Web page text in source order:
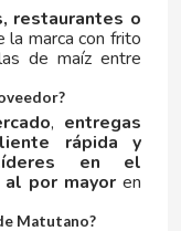
restaurantes o
marca con frito
de maíz entre
, entregas
rápida y
en el
por mayor en
Matutano?